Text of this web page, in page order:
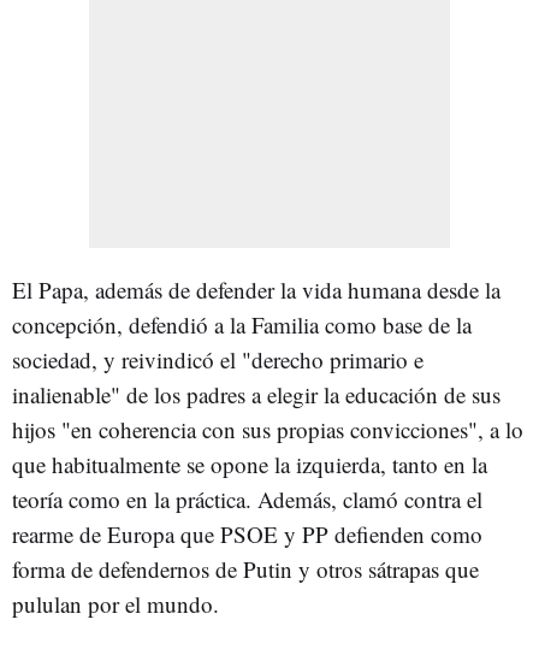
El Papa, además de defender la vida humana desde la
concepción, defendió a la Familia como base de la
sociedad, y reivindicó el "derecho primario e
inalienable" de los padres a elegir la educación de sus
hijos "en coherencia con sus propias convicciones", a lo
que habitualmente se opone la izquierda, tanto en la
teoría como en la práctica. Además, clamó contra el
rearme de Europa que PSOE y PP defienden como
forma de defendernos de Putin y otros sátrapas que
pululan por el mundo.